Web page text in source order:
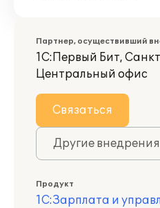
Партнер, осуществивший
1С:Первый Бит,
Центральный офис
Связаться
Другие
Продукт
1С:Зарплата и